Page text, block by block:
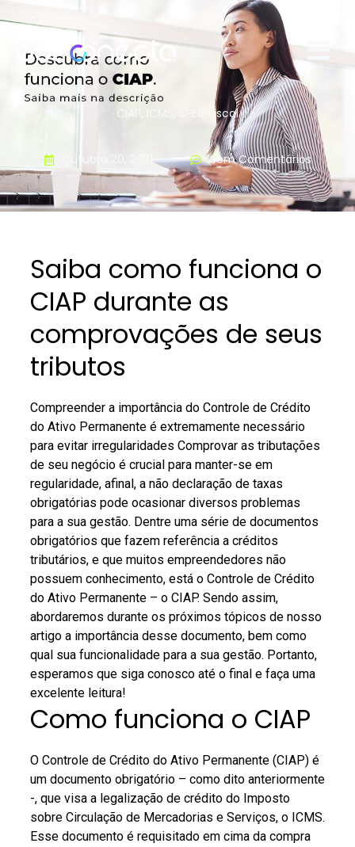
CIAP SPED Fiscal
outubro 20, 2021 Sem Comentários
Saiba como funciona o
CIAP durante as
comprovações de seus
tributos
Compreender a importância do Controle de Crédito
do Ativo Permanente é extremamente necessário
para evitar irregularidades Comprovar as tributações
de seu negócio é crucial para manter-se em
regularidade, afinal, a não declaração de taxas
obrigatórias pode ocasionar diversos problemas
para a sua gestão. Dentre uma série de documentos
obrigatórios que fazem referência a créditos
tributários, e que muitos empreendedores não
possuem conhecimento, está o Controle de Crédito
do Ativo Permanente – o CIAP. Sendo assim,
abordaremos durante os próximos tópicos de nosso
artigo a importância desse documento, bem como
qual sua funcionalidade para a sua gestão. Portanto,
esperamos que siga conosco até o final e faça uma
excelente leitura!
Como funciona o CIAP
O Controle de Crédito do Ativo Permanente (CIAP) é
um documento obrigatório – como dito anteriormente
-, que visa a legalização de crédito do Imposto
sobre Circulação de Mercadorias e Serviços, o ICMS.
Esse documento é requisitado em cima da compra